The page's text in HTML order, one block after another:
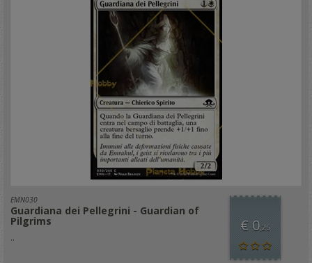
EMN030
Guardiana dei Pellegrini - Guardian of
Pilgrims
..
€ 0,25